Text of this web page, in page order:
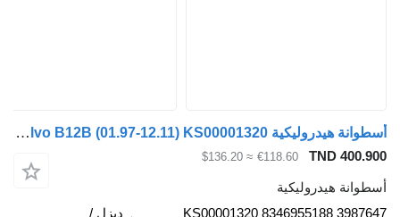
أسطوانة هيدروليكية Volvo B12B (01.97-12.11) KS00001320 لـ الباصات Volvo B6, B7, B9, B10, B12 bus (1978-2011)
TND
€118.60
≈ $136.20
هيدروليكية
KS00001320 8346955188
ديزل /